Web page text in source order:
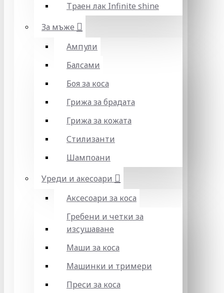
Траен лак Infinite shine
За мъже
Ампули
Балсами
Боя за коса
Грижа за брадата
Грижа за кожата
Стилизанти
Шампоани
Уреди и акесоари
Аксесоари за коса
Гребени и четки за
изсушаване
Маши за коса
Машинки и тримери
Преси за коса